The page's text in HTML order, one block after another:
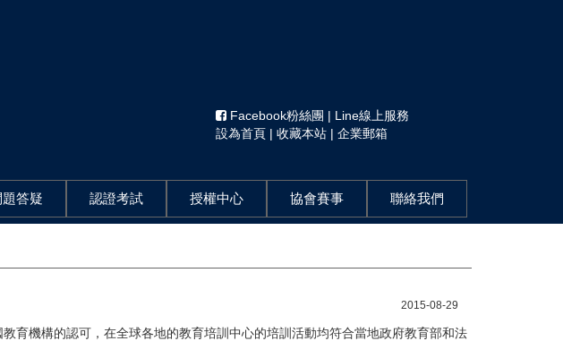
Facebook粉絲團 | Line線上服務
設為首頁 | 收藏本站 | 企業郵箱
題答疑 認證考試 授權中心 協會賽事 聯絡我們
2015-08-29
育機構的認可，在全球各地的教育培訓中心的培訓活動均符合當地政府教育部和法